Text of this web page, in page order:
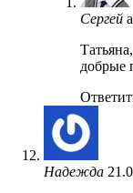
Сергей
добрые
Надежда